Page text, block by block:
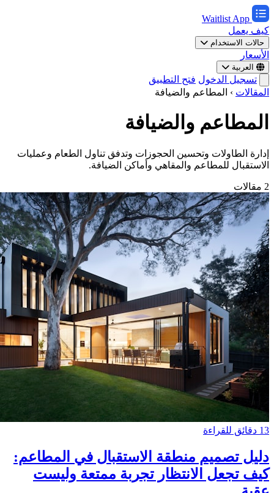
Waitlist App
كيف يعمل
حالات الاستخدام
الأسعار
العربية
تسجيل الدخول فتح التطبيق
المقالات › المطاعم والضيافة
المطاعم والضيافة
إدارة الطاولات وتحسين الحجوزات وتدفق تناول الطعام وعمليات
الاستقبال للمطاعم والمقاهي وأماكن الضيافة.
2 مقالات
13 دقائق للقراءة
دليل تصميم منطقة الاستقبال في المطاعم:
كيف تجعل الانتظار تجربة ممتعة وليست